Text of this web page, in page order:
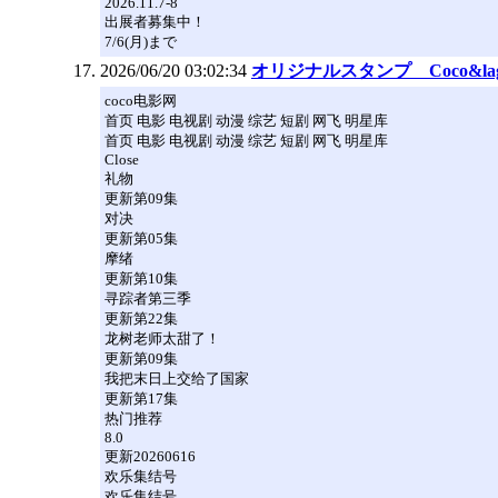
出展者募集中！
7/6(月)まで
2026/06/20 03:02:34 オリジナルスタンプ
coco电影网
首页 电影 电视剧 动漫 综艺 短剧 网飞 明星库
首页 电影 电视剧 动漫 综艺 短剧 网飞 明星库
Close
礼物
更新第09集
对决
更新第05集
摩绪
更新第10集
寻踪者第三季
更新第22集
龙树老师太甜了！
更新第09集
我把末日上交给了国家
更新第17集
热门推荐
8.0
更新20260616
欢乐集结号